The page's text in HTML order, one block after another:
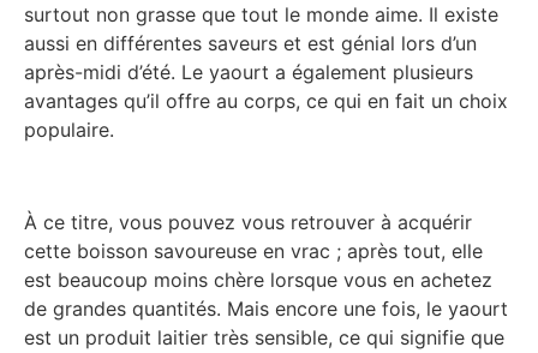
surtout non grasse que tout le monde aime. Il existe
aussi en différentes saveurs et est génial lors d’un
après-midi d’été. Le yaourt a également plusieurs
avantages qu’il offre au corps, ce qui en fait un choix
populaire.
À ce titre, vous pouvez vous retrouver à acquérir
cette boisson savoureuse en vrac ; après tout, elle
est beaucoup moins chère lorsque vous en achetez
de grandes quantités. Mais encore une fois, le yaourt
est un produit laitier très sensible, ce qui signifie que